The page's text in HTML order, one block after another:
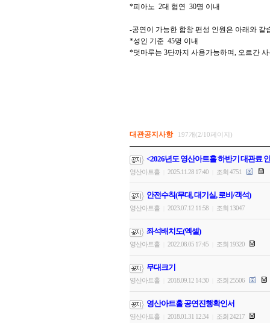
*피아노 2대 협연 30명 이내
-공연이 가능한 합창 편성 인원은 아래와 같
*성인 기준 45명 이내
*덧마루는 3단까지 사용가능하며, 오르간
대관공지사항 197개(2/10페이지)
<2026년도 영산아트홀 하반기 대관료
영산아트홀 2025.11.28 17:40 조회 4751
안전수칙(무대, 대기실, 로비/객석)
영산아트홀 2023.07.12 11:58 조회 13047
좌석배치도(엑셀)
영산아트홀 2022.08.05 17:45 조회 19320
무대크기
영산아트홀 2018.09.12 14:30 조회 25506
영산아트홀 공연진행확인서
영산아트홀 2018.01.31 12:34 조회 24217